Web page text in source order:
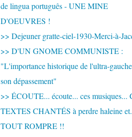
de lingua português - UNE MINE
D'OEUVRES !
>> Dejeuner gratte-ciel-1930-Merci-à-
>> D'UN GNOME COMMUNISTE :
"L'importance historique de l'ultra-
son dépassement"
>> ÉCOUTE... écoute... ces musiques...
TEXTES CHANTÉS à perdre haleine
TOUT ROMPRE !!